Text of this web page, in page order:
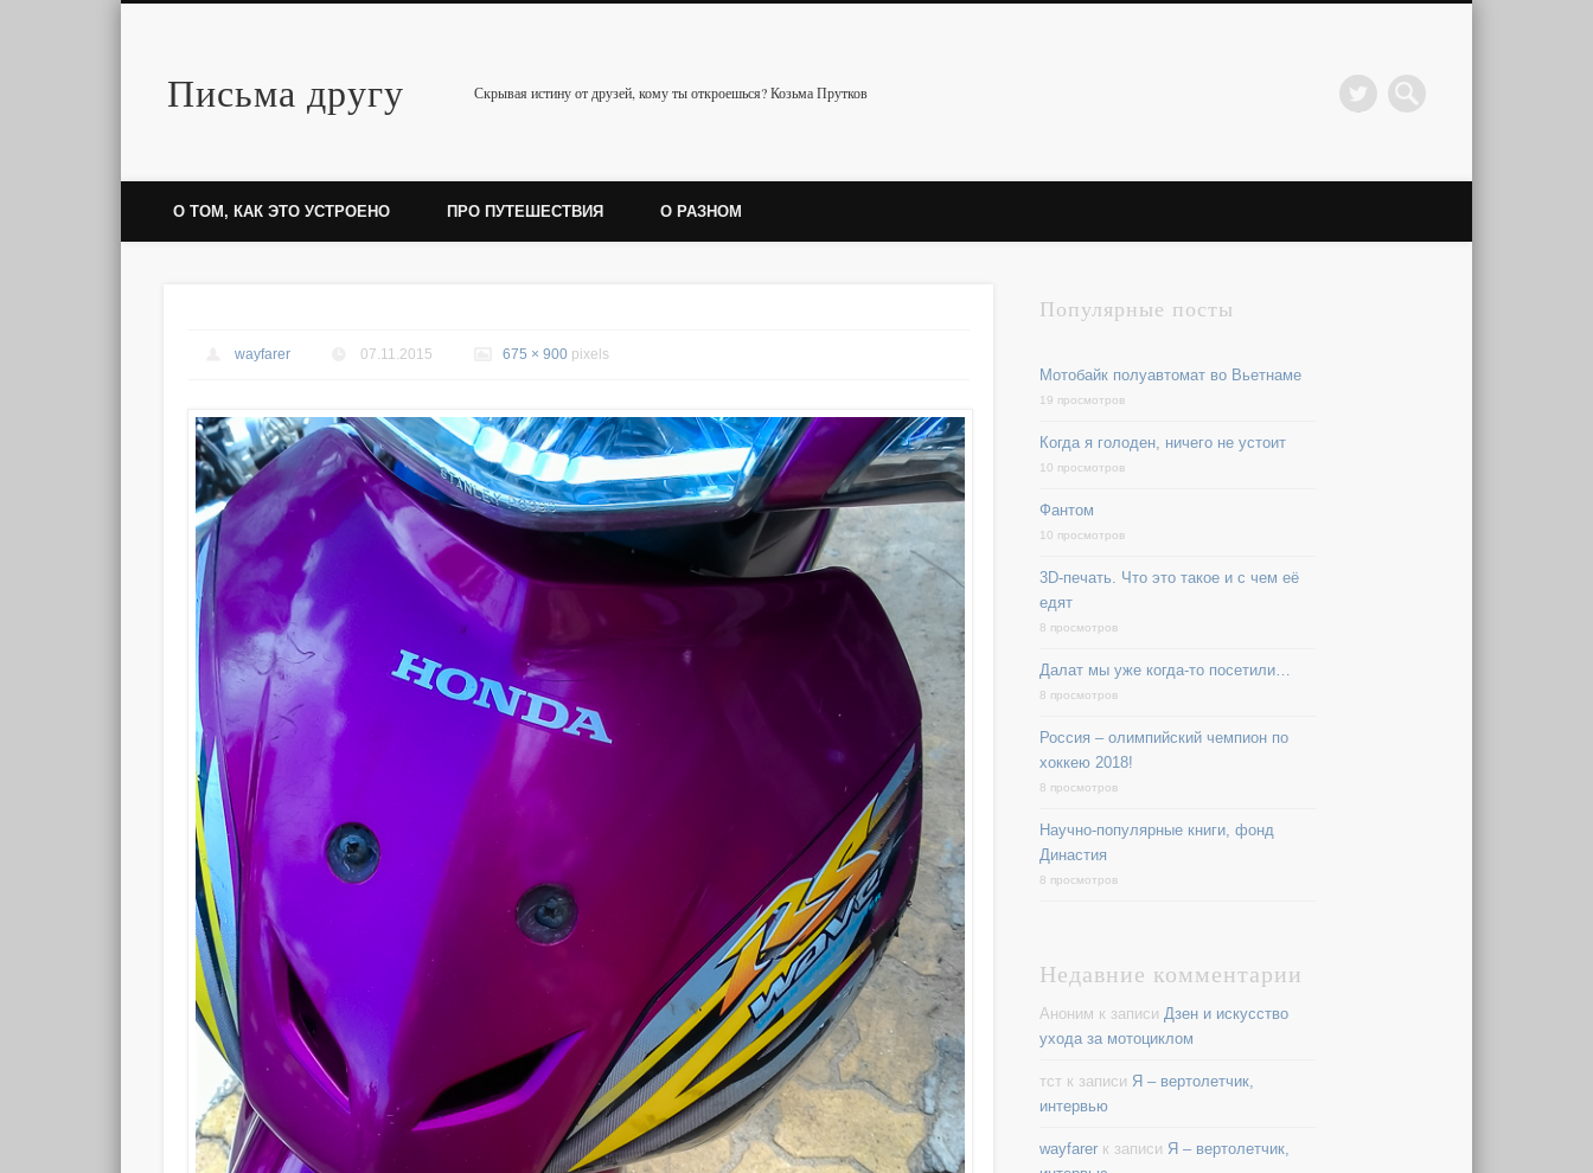
Письма другу Скрывая истину от друзей, кому ты откроешься? Козьма Прутков
Twitter
О ТОМ, КАК ЭТО УСТРОЕНО ПРО ПУТЕШЕСТВИЯ О РАЗНОМ
wayfarer 07.11.2015 675 × 900 pixels
Популярные посты
Мотобайк полуавтомат во Вьетнаме
19 просмотров
Когда я голоден, ничего не устоит
10 просмотров
Фантом
10 просмотров
3D-печать. Что это такое и с чем её
едят
8 просмотров
Далат мы уже когда-то посетили…
8 просмотров
Россия – олимпийский чемпион по
хоккею 2018!
8 просмотров
Научно-популярные книги, фонд
Династия
8 просмотров
Недавние комментарии
Аноним к записи Дзен и искусство
ухода за мотоциклом
тстк записи Я – вертолетчик,
интервью
wayfarerк записи Я – вертолетчик,